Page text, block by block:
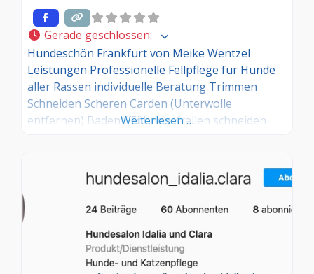
Gerade geschlossen:
Hundeschön Frankfurt von Meike Wentzel
Leistungen Professionelle Fellpflege für Hunde
aller Rassen individuelle Beratung Trimmen
Schneiden Scheren Carden (Unterwolle
entfernen) Baden / Föhnen Krallen schneiden
tierversuchsfreie Produkte
Weiterlesen …